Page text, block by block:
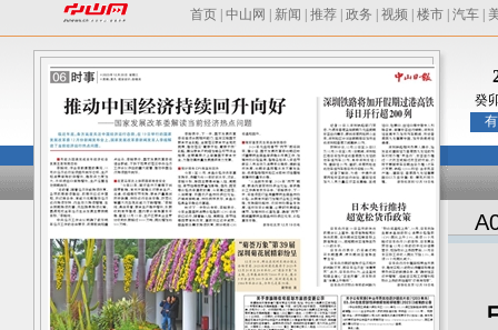
首页 中山网 新闻 推荐 政务 视频 楼市 汽车
癸